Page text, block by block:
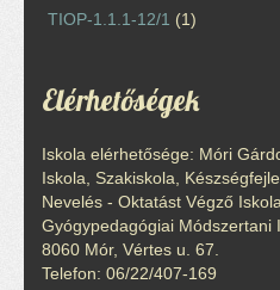
TIOP-1.1.1-12/1 (1)
Elérhetőségek
Iskola elérhetősége: Móri
Iskola, Szakiskola,
Nevelés - Oktatást Végző
Gyógypedagógiai Módszertani
8060 Mór, Vértes u. 67.
Telefon: 06/22/407-169